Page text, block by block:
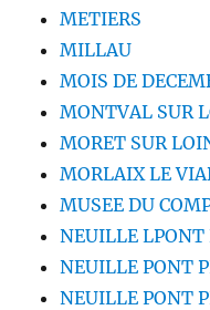
METIERS
MILLAU
MOIS DE
MONTVAL SUR
MORET SUR
MORLAIX LE
MUSEE DU
NEUILLE LPONT
NEUILLE PONT
NEUILLE PONT